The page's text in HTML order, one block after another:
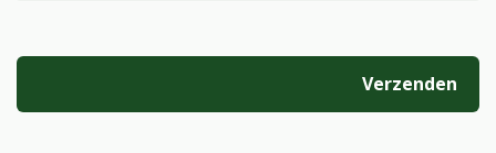
Gelieve
leeg te